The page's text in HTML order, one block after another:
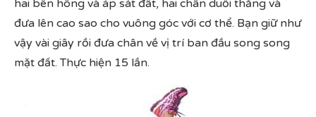
hai bên hông và áp sát đất, hai chân duỗi thẳng và
đưa lên cao sao cho vuông góc với cơ thể. Bạn giữ như
vậy vài giây rồi đưa chân về vị trí ban đầu song song
mặt đất. Thực hiện 15 lần.